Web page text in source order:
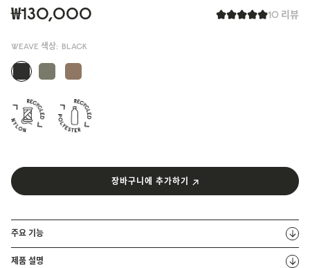
10 리뷰
₩130,000
WEAVE 색상: BLACK
장바구니에 추가하기
주요 기능
제품 설명